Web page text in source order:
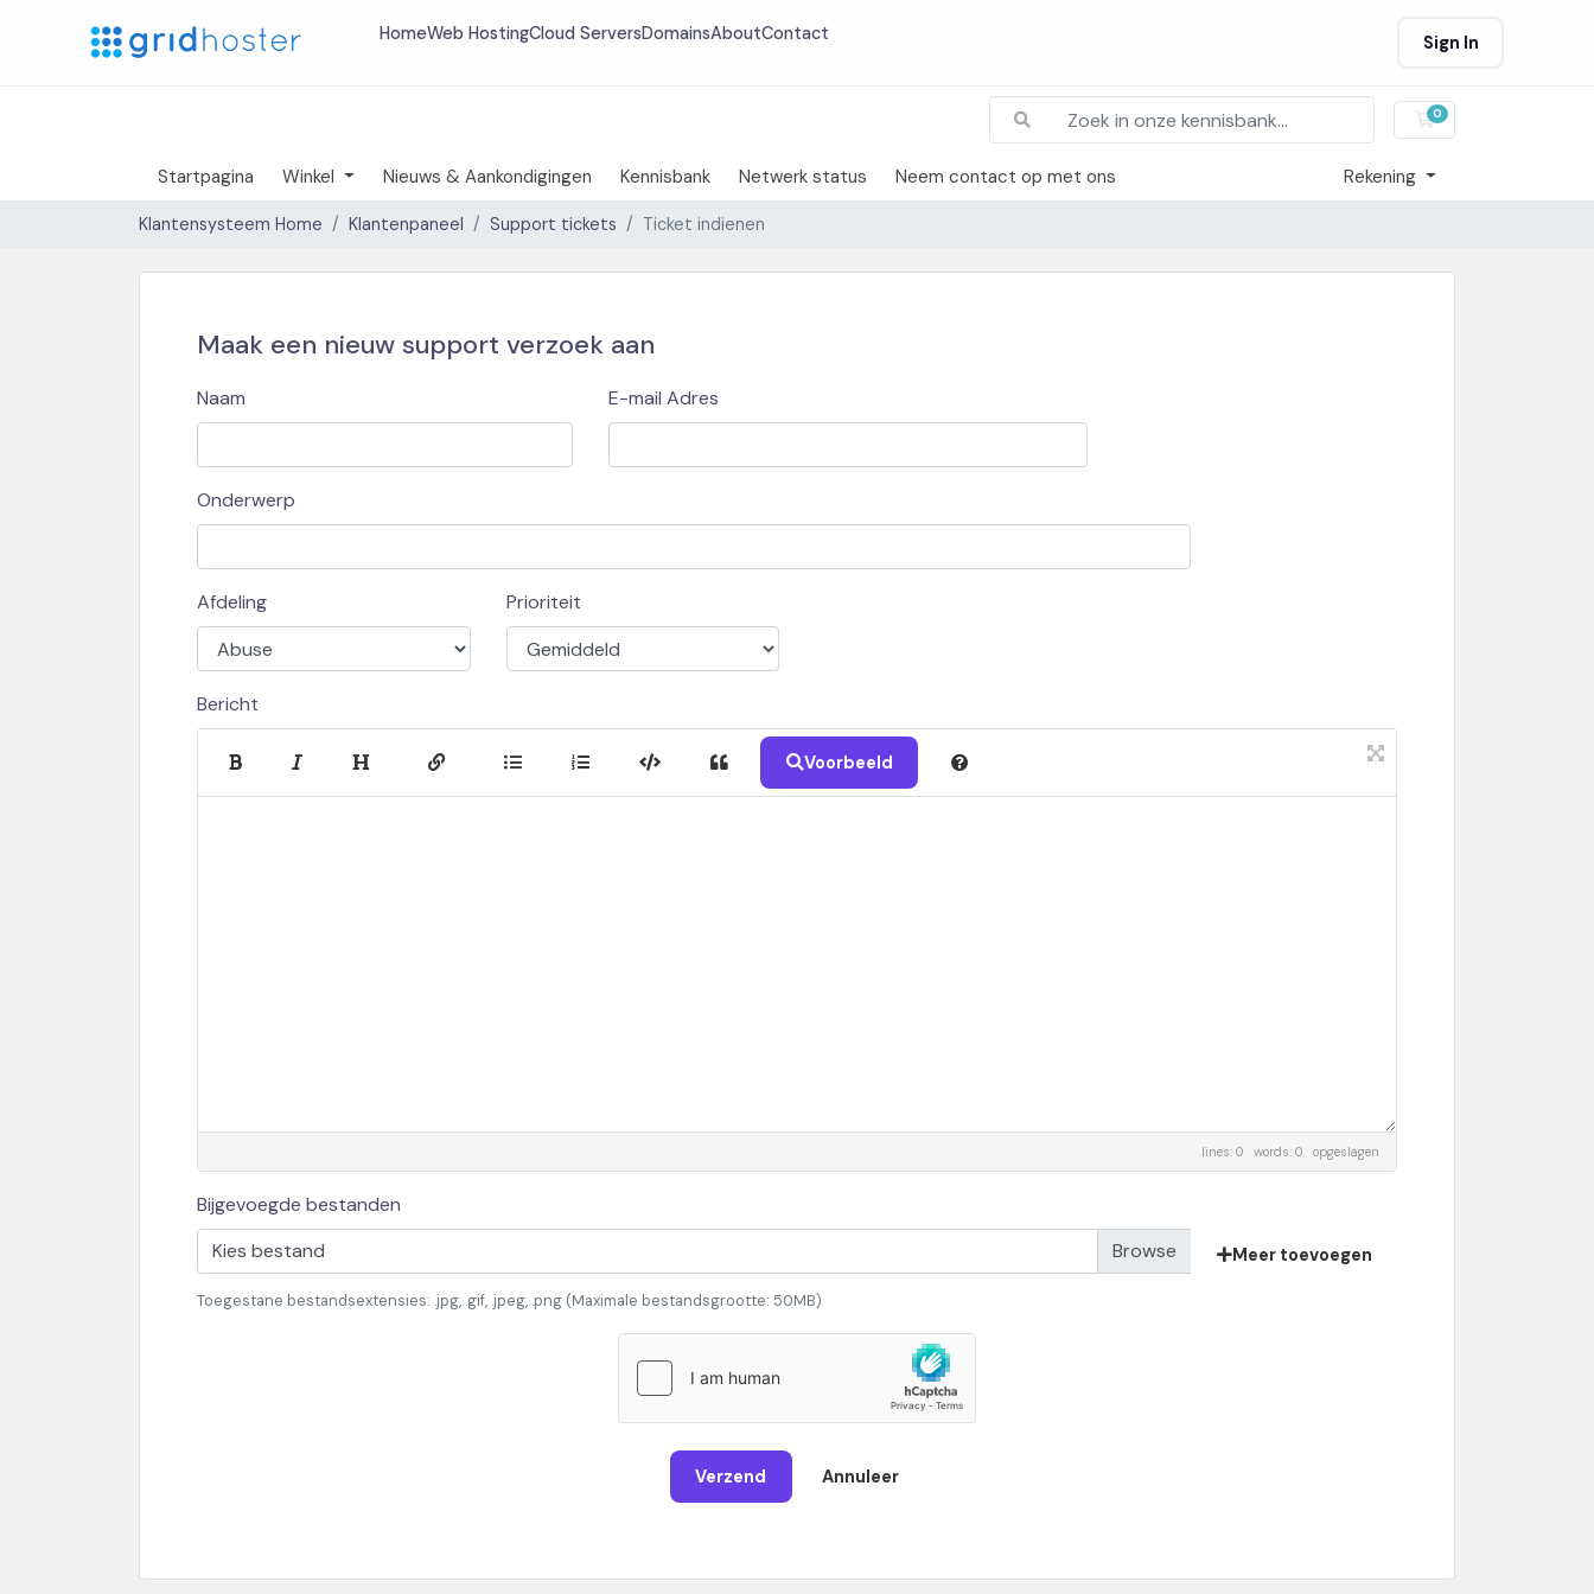
HomeWeb HostingCloud ServersDomainsAboutContact Sign In
0
Winkelwagen
Startpagina Winkel Nieuws & Aankondigingen Kennisbank Netwerk status Neem contact op met ons Rekening
Klantensysteem Home Klantenpaneel Support tickets Ticket indienen
Maak een nieuw support verzoek aan
Naam E-mail Adres
Onderwerp
Afdeling Prioriteit
Bericht
Voorbeeld
lines: 0 words: 0 opgeslagen
Bijgevoegde bestanden
Kies bestand
Meer toevoegen
Toegestane bestandsextensies: .jpg, .gif, .jpeg, .png (Maximale bestandsgrootte: 50MB)
Verzend Annuleer